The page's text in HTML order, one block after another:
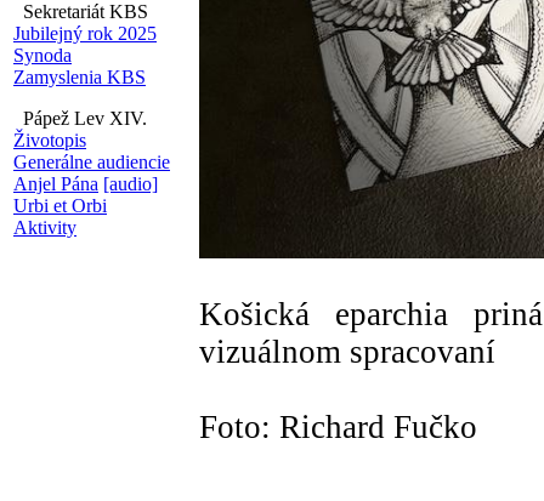
Sekretariát KBS
Jubilejný rok 2025
Synoda
Zamyslenia KBS
Pápež Lev XIV.
Životopis
Generálne audiencie
Anjel Pána [audio]
Urbi et Orbi
Aktivity
Košická eparchia
vizuálnom spracovaní
Foto: Richard Fučko